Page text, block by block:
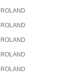
ROLAND
ROLAND
ROLAND
ROLAND
ROLAND